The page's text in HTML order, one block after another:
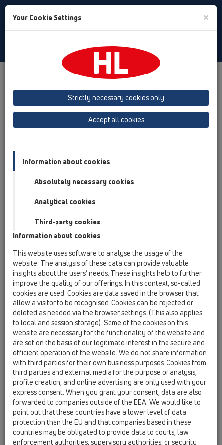
Toggle
HL - una storia di successo!
Azienda familiare austriaca
che garantisce uno scarico
senza problemi dal 1950
Un partner forte per installatori, progettisti,
architetti e grossisti
Nell’anno 1950 i signori Leopold Hutterer e Viktor Lechner
fondavano la ditta Hutterer und Lechner K.G. con lo scopo di
produrre articoli nel campo degli impianti delle acque di
scarico e per l’ industria chimica. Il materiale previsto era il
piombo. C’erano tutte le premesse tecniche ed economiche, e
quindi l’ azienda é diventata presto ben conosciuta.
Dopo due decenni c’è stata una tendenza di sostituire il
materiale piombo con il materiale plastico. Il nostro team ha
Your Cookie Settings ×
Strictly necessary cookies only
Accept all cookies
Information about cookies
Absolutely necessary cookies
Analytical cookies
Third-party cookies
Information about cookies
This website uses software to analyse the usage of the
website. The analysis of these data can provide valuable
insights about the users’ needs. These insights help to further
improve the quality of our offerings. In this context, so-called
cookies are used. Cookies are data saved in the browser that
allow a visitor to be recognised. Cookies can be rejected or
deleted as needed via the browser settings. (This also applies
to local and session storage). Some of the cookies on this
website are necessary for the functionality of the website and
are set on the basis of our legitimate interest in the secure and
efficient operation of the website. We do not share information
with third parties for their own business purposes. Cookies from
third parties and external media for the purpose of analysis,
profile creation, and online advertising are only used with your
express consent. When you grant your consent, data are also
forwarded to companies outside of the EEA. We would like to
point out that these countries have a lower level of data
protection than the EU and that companies based in these
countries may be obligated to provide data to courts, law
enforcement authorities, supervisory authorities, or security